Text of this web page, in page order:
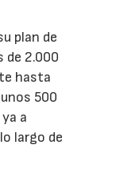
plan de
de 2.000
hasta
500
a
largo de